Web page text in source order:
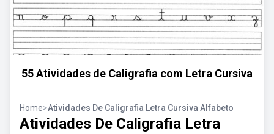
55 Atividades de Caligrafia com Letra Cursiva
Home>Atividades De Caligrafia Letra Cursiva Alfabeto
Atividades De Caligrafia Letra